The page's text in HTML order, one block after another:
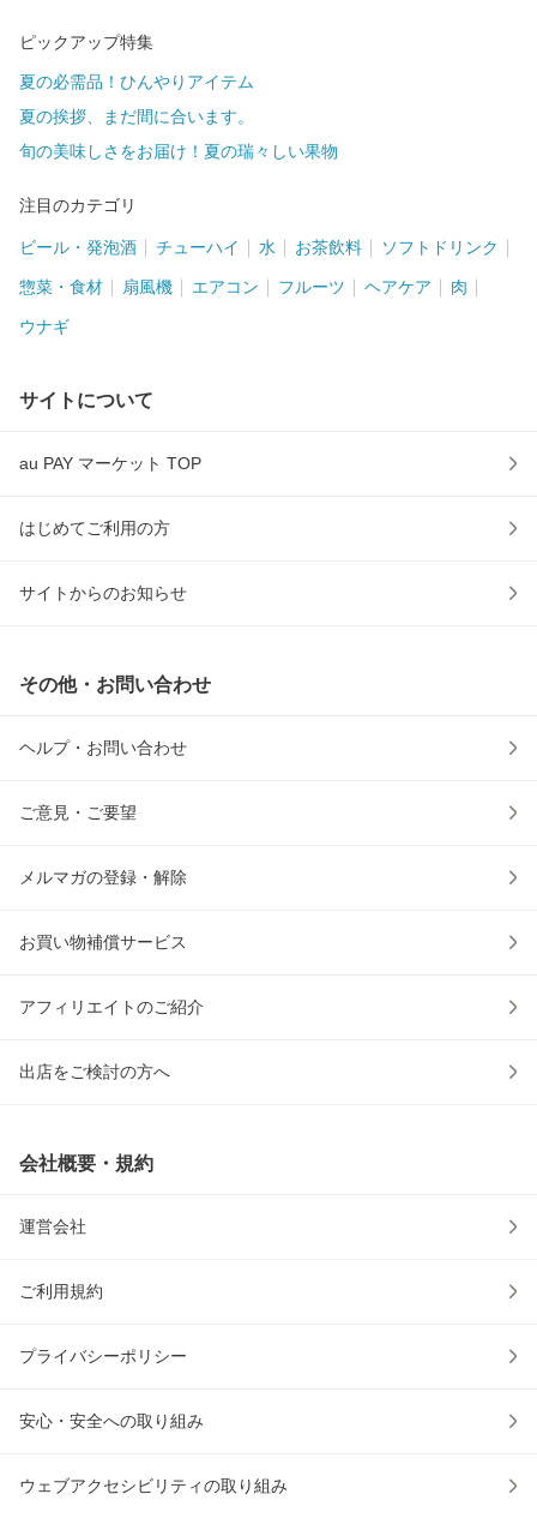
ピックアップ特集
夏の必需品！ひんやりアイテム
夏の挨拶、まだ間に合います。
旬の美味しさをお届け！夏の瑞々しい果物
注目のカテゴリ
ビール・発泡酒 チューハイ 水 お茶飲料 ソフトドリンク
惣菜・食材 扇風機 エアコン フルーツ ヘアケア 肉
ウナギ
サイトについて
au PAY マーケット TOP
はじめてご利用の方
サイトからのお知らせ
その他・お問い合わせ
ヘルプ・お問い合わせ
ご意見・ご要望
メルマガの登録・解除
お買い物補償サービス
アフィリエイトのご紹介
出店をご検討の方へ
会社概要・規約
運営会社
ご利用規約
プライバシーポリシー
安心・安全への取り組み
ウェブアクセシビリティの取り組み